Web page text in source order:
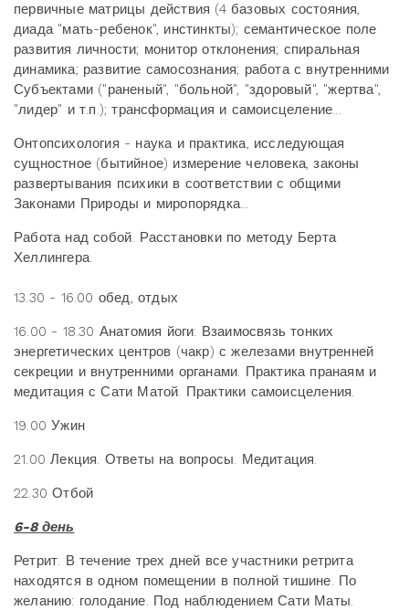
первичные матрицы действия (4 базовых состояния,
диада "мать-ребенок", инстинкты); семантическое поле
развития личности; монитор отклонения; спиральная
динамика; развитие самосознания; работа с внутренними
Субъектами ("раненый", "больной", "здоровый", "жертва",
"лидер" и т.п.); трансформация и самоисцеление...
Онтопсихология - наука и практика, исследующая
сущностное (бытийное) измерение человека, законы
развертывания психики в соответствии с общими
Законами Природы и миропорядка...
Работа над собой. Расстановки по методу Берта
Хеллингера.
13.30 - 16.00 обед, отдых
16.00 - 18.30 Анатомия йоги: Взаимосвязь тонких
энергетических центров (чакр) с железами внутренней
секреции и внутренними органами. Практика пранаям и
медитация с Сати Матой. Практики самоисцеления.
19.00 Ужин
21.00 Лекция. Ответы на вопросы. Медитация.
22.30 Отбой
6-8 день
Ретрит. В течение трех дней все участники ретрита
находятся в одном помещении в полной тишине. По
желанию: голодание. Под наблюдением Сати Маты.